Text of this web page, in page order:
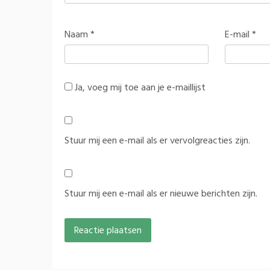
Naam* E-mail*
Ja, voeg mij toe aan je e-maillijst
Stuur mij een e-mail als er vervolgreacties zijn.
Stuur mij een e-mail als er nieuwe berichten zijn.